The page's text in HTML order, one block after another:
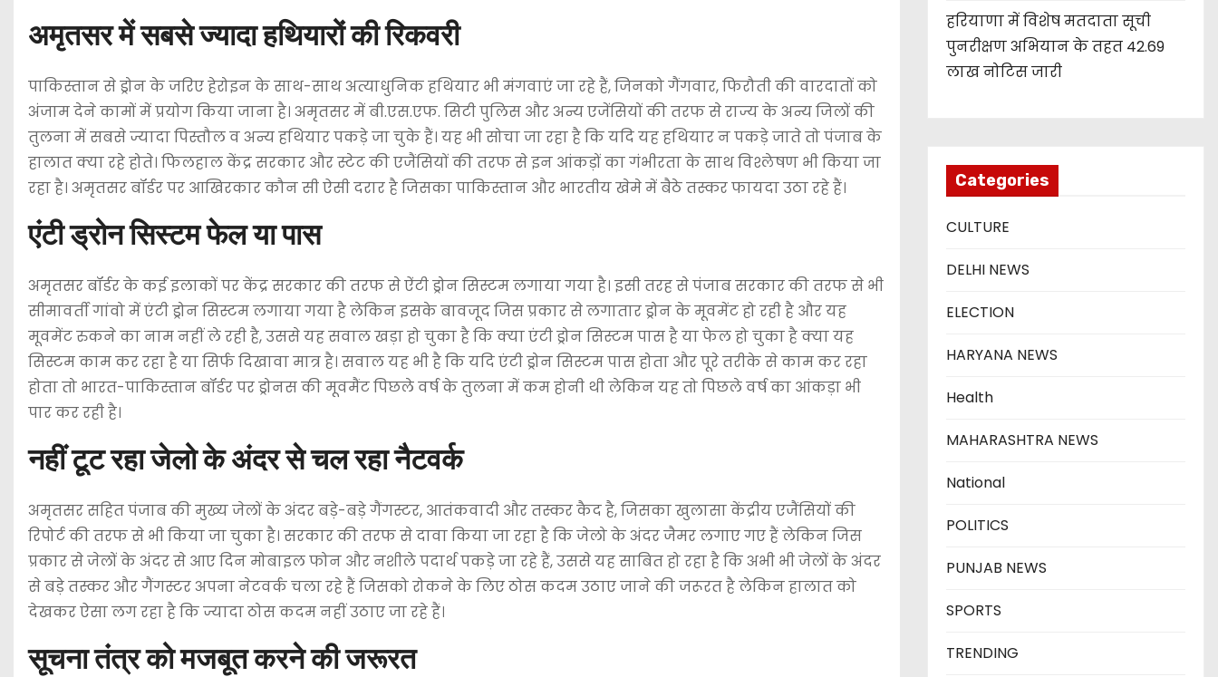
अमृतसर में सबसे ज्यादा हथियारों की रिकवरी
पाकिस्तान से ड्रोन के जरिए हेरोइन के साथ-साथ अत्याधुनिक हथियार भी मंगवाएं जा रहे हैं, जिनको गैंगवार, फिरौती की वारदातों को
अंजाम देने कामों में प्रयोग किया जाना है। अमृतसर में बी.एस.एफ. सिटी पुलिस और अन्य एजेंसियों की तरफ से राज्य के अन्य जिलों की
तुलना में सबसे ज्यादा पिस्तौल व अन्य हथियार पकड़े जा चुके हैं। यह भी सोचा जा रहा है कि यदि यह हथियार न पकड़े जाते तो पंजाब के
हालात क्या रहे होते। फिलहाल केंद्र सरकार और स्टेट की एजैंसियों की तरफ से इन आंकड़ों का गंभीरता के साथ विश्लेषण भी किया जा
रहा है। अमृतसर बॉर्डर पर आखिरकार कौन सी ऐसी दरार है जिसका पाकिस्तान और भारतीय खेमे में बैठे तस्कर फायदा उठा रहे हैं।
एंटी ड्रोन सिस्टम फेल या पास
अमृतसर बॉर्डर के कई इलाकों पर केंद्र सरकार की तरफ से ऐंटी ड्रोन सिस्टम लगाया गया है। इसी तरह से पंजाब सरकार की तरफ से भी
सीमावर्ती गांवो में एंटी ड्रोन सिस्टम लगाया गया है लेकिन इसके बावजूद जिस प्रकार से लगातार ड्रोन के मूवमेंट हो रही है और यह
मूवमेंट रुकने का नाम नहीं ले रही है, उससे यह सवाल खड़ा हो चुका है कि क्या एंटी ड्रोन सिस्टम पास है या फेल हो चुका है क्या यह
सिस्टम काम कर रहा है या सिर्फ दिखावा मात्र है। सवाल यह भी है कि यदि एंटी ड्रोन सिस्टम पास होता और पूरे तरीके से काम कर रहा
होता तो भारत-पाकिस्तान बॉर्डर पर ड्रोनस की मूवमैंट पिछले वर्ष के तुलना में कम होनी थी लेकिन यह तो पिछले वर्ष का आंकड़ा भी
पार कर रही है।
नहीं टूट रहा जेलो के अंदर से चल रहा नैटवर्क
अमृतसर सहित पंजाब की मुख्य जेलों के अंदर बड़े-बड़े गैंगस्टर, आतंकवादी और तस्कर कैद है, जिसका खुलासा केंद्रीय एजैंसियों की
रिपोर्ट की तरफ से भी किया जा चुका है। सरकार की तरफ से दावा किया जा रहा है कि जेलो के अंदर जैमर लगाए गए हैं लेकिन जिस
प्रकार से जेलों के अंदर से आए दिन मोबाइल फोन और नशीले पदार्थ पकड़े जा रहे हैं, उससे यह साबित हो रहा है कि अभी भी जेलों के अंदर
से बड़े तस्कर और गैंगस्टर अपना नेटवर्क चला रहे हैं जिसको रोकने के लिए ठोस कदम उठाए जाने की जरूरत है लेकिन हालात को
देखकर ऐसा लग रहा है कि ज्यादा ठोस कदम नहीं उठाए जा रहे हैं।
सूचना तंत्र को मजबूत करने की जरूरत
हरियाणा में विशेष मतदाता सूची
पुनरीक्षण अभियान के तहत 42.69
लाख नोटिस जारी
Categories
CULTURE
DELHI NEWS
ELECTION
HARYANA NEWS
Health
MAHARASHTRA NEWS
National
POLITICS
PUNJAB NEWS
SPORTS
TRENDING